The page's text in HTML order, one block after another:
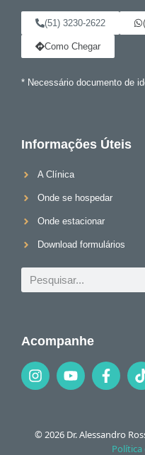
(51) 3230-2622
Como Chegar
* Necessário documento de
Informações Úteis
A Clínica
Onde se hospedar
Onde estacionar
Download formulários
Acompanhe
© 2026 Dr. Alessandro
Política